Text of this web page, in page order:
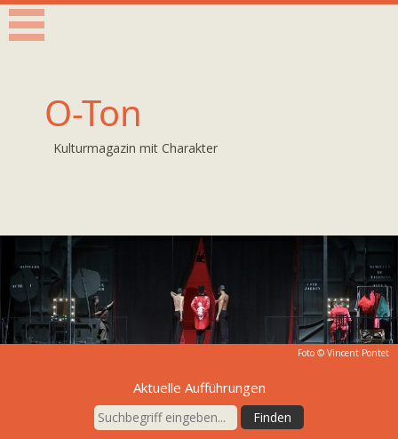
O-Ton
Kulturmagazin mit Charakter
Foto © Vincent Pontet
Aktuelle Aufführungen